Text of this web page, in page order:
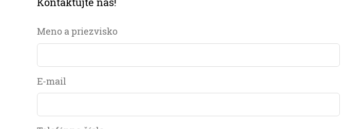
Meno a priezvisko
E-mail